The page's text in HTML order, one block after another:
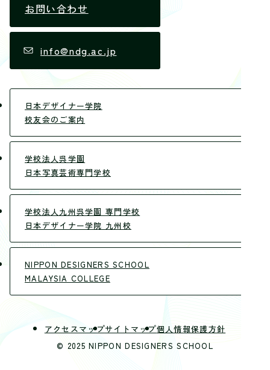
お問い合わせ
info@ndg.ac.jp
日本デザイナー学院
校友会のご案内
学校法人呉学園
日本写真芸術専門学校
学校法人九州呉学園 専門学校
日本デザイナー学院 九州校
NIPPON DESIGNERS SCHOOL
MALAYSIA COLLEGE
アクセスマップサイトマップ個人情報保護方針
© 2025 NIPPON DESIGNERS SCHOOL